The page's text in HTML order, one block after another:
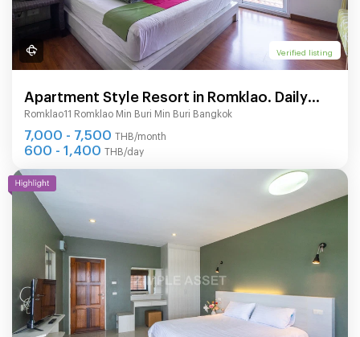
Verified listing
Apartment Style Resort in Romklao. Daily
and monthly rent. Beautifully decorated.
Romklao11 Romklao Min Buri Min Buri Bangkok
7,000 - 7,500 THB/month
600 - 1,400 THB/day